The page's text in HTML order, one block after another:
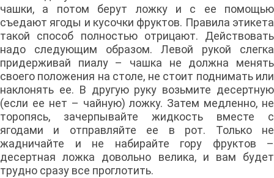
чашки, а потом берут ложку и с ее помощью
съедают ягоды и кусочки фруктов. Правила этикета
такой способ полностью отрицают. Действовать
надо следующим образом. Левой рукой слегка
придерживай пиалу – чашка не должна менять
своего положения на столе, не стоит поднимать или
наклонять ее. В другую руку возьмите десертную
(если ее нет – чайную) ложку. Затем медленно, не
торопясь, зачерпывайте жидкость вместе с
ягодами и отправляйте ее в рот. Только не
жадничайте и не набирайте гору фруктов –
десертная ложка довольно велика, и вам будет
трудно сразу все проглотить.